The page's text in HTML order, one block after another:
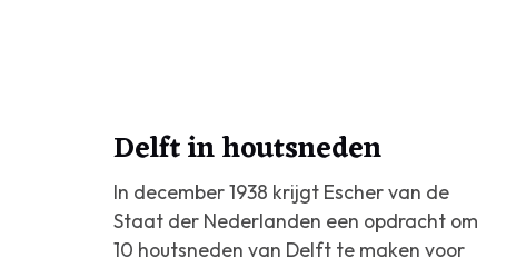
Delft in houtsneden
In december 1938 krijgt Escher van de
Staat der Nederlanden een opdracht om
10 houtsneden van Delft te maken voor